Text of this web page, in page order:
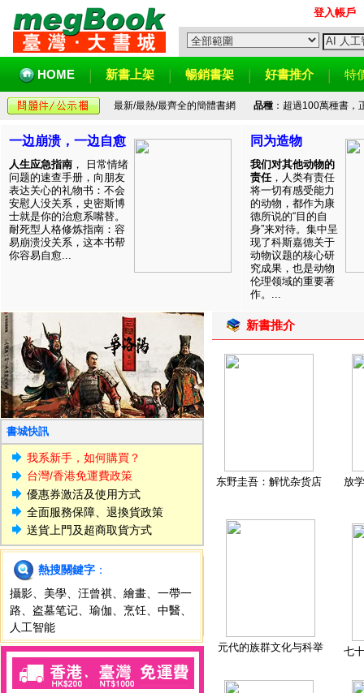
登入帳戶
HOME 新書上架 暢銷書架 好書推介 特
最新/最熱/最齊全的簡體書網 品種：超過100萬種書，
一边崩溃，一边自愈
人生应急指南 ， 日常情绪
问题的速查手册，向朋友
表达关心的礼物书：不会
安慰人没关系，史密斯博
士就是你的治愈系嘴替。
耐死型人格修炼指南：容
易崩溃没关系，这本书帮
你容易自愈...
同为造物
我们对其他动物的
责任，人类有责任
将一切有感受能力
的动物，都作为康
德所说的“目的自
身”来对待。集中呈
现了科斯嘉德关于
动物议题的核心研
究成果，也是动物
伦理领域的重要著
作。...
書城快訊
我系新手，如何購買？
台灣/香港免運費政策
優惠券激活及使用方式
全面服務保障、退換貨政策
送貨上門及超商取貨方式
熱搜關鍵字 ：
攝影
美學 汪曾祺 繪畫
一帶一
路
盗墓笔记 瑜伽 烹饪 中醫
人工智能
新書推介
东野圭吾：解忧杂货店 放
元代的族群文化与科举 七